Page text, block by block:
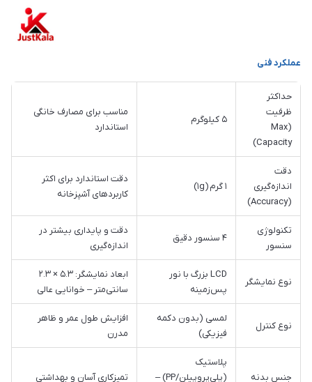
عملکرد فنی
حداکثر
ظرفیت
(Max
Capacity)
۵ کیلوگرم
مناسب برای مصارف خانگی
استاندارد
دقت
اندازه‌گیری
(Accuracy)
۱ گرم (۱g)
دقت استاندارد برای اکثر
کاربردهای آشپزخانه
تکنولوژی
سنسور
۴ سنسور دقیق
دقت و پایداری بیشتر در
اندازه‌گیری
نوع نمایشگر
LCD بزرگ با نور
پس‌زمینه
ابعاد نمایشگر: ۵.۳ × ۲.۳
سانتی‌متر – خوانایی عالی
نوع کنترل
لمسی (بدون دکمه
فیزیکی)
افزایش طول عمر و ظاهر
مدرن
جنس بدنه
پلاستیک
(پلی‌پروپیلن/PP) –
تمیزکاری آسان و بهداشتی